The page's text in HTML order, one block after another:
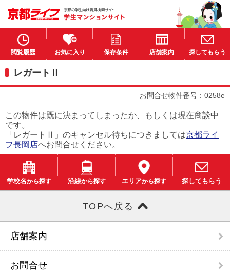
閲覧履歴 お気に入り 保存条件 店舗案内 探してもらう
レガートⅡ
お問合せ物件番号：0258e
この物件は既に決まってしまったか、もしくは現在商談中
です。
「レガートⅡ」のキャンセル待ちにつきましては京都ライ
フ長岡店へお問合せください。
学校名から探す 沿線から探す エリアから探す 探してもらう
TOPへ戻る
店舗案内
お問合せ